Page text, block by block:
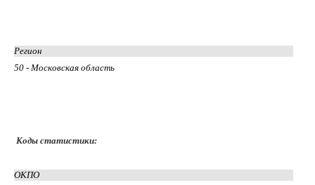
Регион
50 - Московская область
Коды статистики:
ОКПО